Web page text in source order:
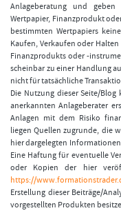
Anlageberatung und
Wertpapier, Finanzprodukt
bestimmten Wertpapiers
Kaufen, Verkaufen oder
Finanzprodukts oder -
scheinbar zu einer Handlung
nicht für tatsächliche
Die Nutzung dieser Seite/
anerkannten Anlageberater
Anlagen mit dem Risiko
liegen Quellen zugrunde, die
hier dargelegten
Eine Haftung für eventuelle
oder Kopien der hier
https://
Erstellung dieser Beiträge/
vorgestellten Produkten